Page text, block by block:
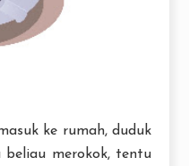
ke rumah, duduk
beliau merokok, tentu